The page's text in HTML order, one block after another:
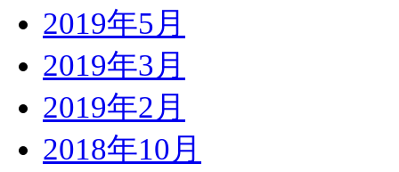
2019年5月
2019年3月
2019年2月
2018年10月